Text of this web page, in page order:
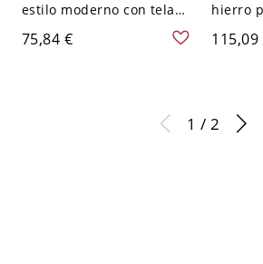
estilo moderno con tela
para iluminación de sala
de estar - Blanco-azul 110
75,84 €
hierro
Azul
115,09
1 / 2